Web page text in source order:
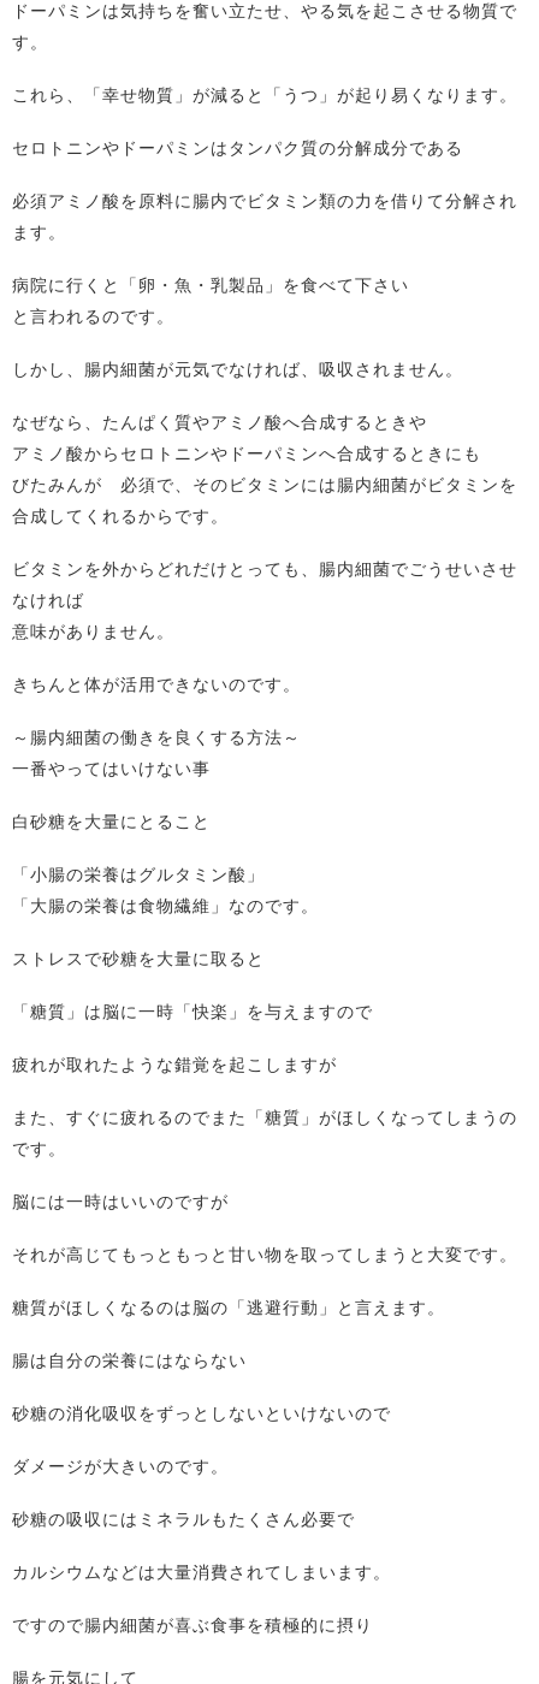
ドーパミンは気持ちを奮い立たせ、やる気を起こさせる物質で
す。
これら、「幸せ物質」が減ると「うつ」が起り易くなります。
セロトニンやドーパミンはタンパク質の分解成分である
必須アミノ酸を原料に腸内でビタミン類の力を借りて分解され
ます。
病院に行くと「卵・魚・乳製品」を食べて下さい
と言われるのです。
しかし、腸内細菌が元気でなければ、吸収されません。
なぜなら、たんぱく質やアミノ酸へ合成するときや
アミノ酸からセロトニンやドーパミンへ合成するときにも
びたみんが 必須で、そのビタミンには腸内細菌がビタミンを
合成してくれるからです。
ビタミンを外からどれだけとっても、腸内細菌でごうせいさせ
なければ
意味がありません。
きちんと体が活用できないのです。
～腸内細菌の働きを良くする方法～
一番やってはいけない事
白砂糖を大量にとること
「小腸の栄養はグルタミン酸」
「大腸の栄養は食物繊維」なのです。
ストレスで砂糖を大量に取ると
「糖質」は脳に一時「快楽」を与えますので
疲れが取れたような錯覚を起こしますが
また、すぐに疲れるのでまた「糖質」がほしくなってしまうの
です。
脳には一時はいいのですが
それが高じてもっともっと甘い物を取ってしまうと大変です。
糖質がほしくなるのは脳の「逃避行動」と言えます。
腸は自分の栄養にはならない
砂糖の消化吸収をずっとしないといけないので
ダメージが大きいのです。
砂糖の吸収にはミネラルもたくさん必要で
カルシウムなどは大量消費されてしまいます。
ですので腸内細菌が喜ぶ食事を積極的に摂り
腸を元気にして